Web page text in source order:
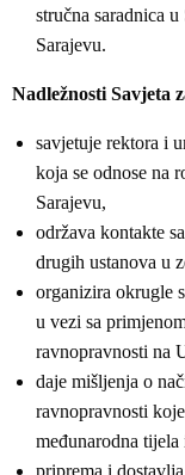
stručna saradnica
Sarajevu.
Nadležnosti Savjeta
savjetuje rektora i
koja se odnose na
Sarajevu,
održava kontakte
drugih ustanova u
organizira okrugle
u vezi sa
ravnopravnosti na
daje mišljenja o
ravnopravnosti
međunarodna tijela